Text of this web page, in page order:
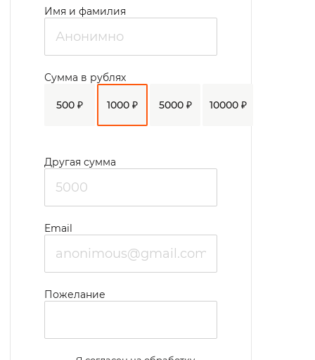
Имя и фамилия
500 ₽ 1000 ₽ 5000 ₽ 10000 ₽
Сумма в рублях
Другая сумма
Email
Пожелание